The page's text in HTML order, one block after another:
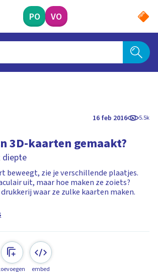
PO VO
16 feb 2016 5.5k
3D-kaarten gemaakt?
diepte
beweegt, zie je verschillende plaatjes.
uit, maar hoe maken ze zoiets?
waar ze zulke kaarten maken.
embed